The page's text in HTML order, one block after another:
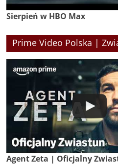
Sierpień w HBO Max
Prime Video Polska |
Agent Zeta | Oficjalny